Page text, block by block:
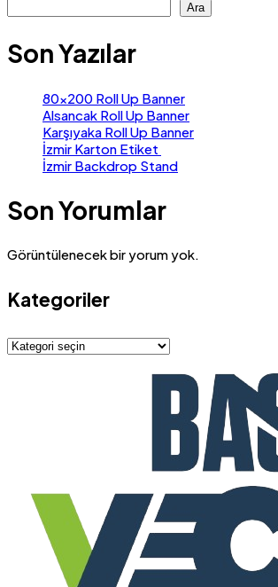
Ara
Son Yazılar
80×200 Roll Up Banner
Alsancak Roll Up Banner
Karşıyaka Roll Up Banner
İzmir Karton Etiket
İzmir Backdrop Stand
Son Yorumlar
Görüntülenecek bir yorum yok.
Kategoriler
Kategoriler